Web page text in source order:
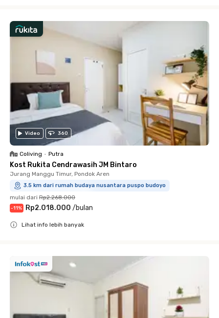
Video 360
Coliving • Putra
Kost Rukita Cendrawasih JM Bintaro
Jurang Manggu Timur, Pondok Aren
3.5 km dari rumah budaya nusantara puspo budoyo
mulai dari Rp2.268.000
-11% Rp2.018.000 /bulan
Lihat info lebih banyak